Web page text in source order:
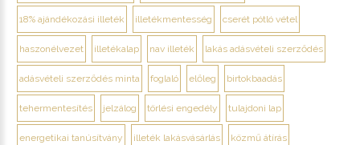
18% ajándékozási illeték illetékmentesség cserét pótló vétel
haszonélvezet illetékalap nav illeték lakás adásvételi szerződés
adásvételi szerződés minta foglaló előleg birtokbaadás
tehermentesítés jelzálog törlési engedély tulajdoni lap
energetikai tanúsítvány illeték lakásvásárlás közmű átírás